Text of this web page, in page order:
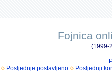
Fojnica
(1999-
Posljednje postavljeno Posljednji